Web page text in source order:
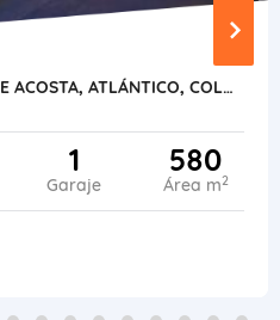
PUNTA CANGREJO, JUAN DE ACOSTA, ATLÁNTICO, COLOMBIA, CASA LUXURY
1
Garaje
580
Área m2